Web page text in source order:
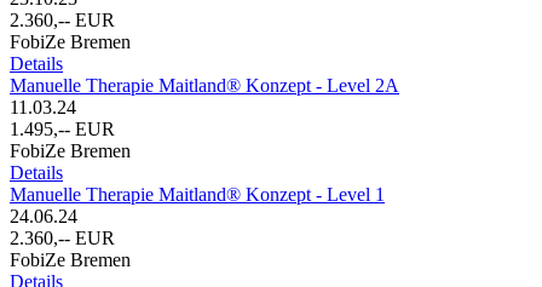
2.360,-- EUR
FobiZe Bremen
Details
Manuelle Therapie Maitland® Konzept - Level 2A
11.03.24
1.495,-- EUR
FobiZe Bremen
Details
Manuelle Therapie Maitland® Konzept - Level 1
24.06.24
2.360,-- EUR
FobiZe Bremen
Details